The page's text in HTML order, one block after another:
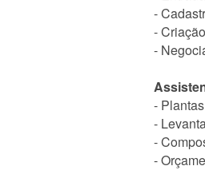
-
-
-
-
-
-
-